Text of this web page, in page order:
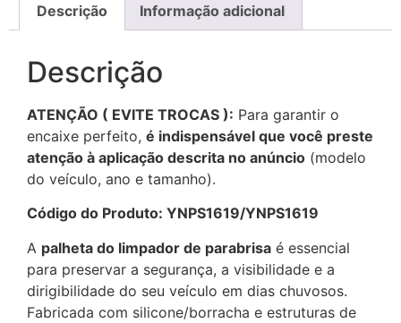
Descrição Informação adicional
Descrição
ATENÇÃO ( EVITE TROCAS ): Para garantir o
encaixe perfeito, é indispensável que você preste
atenção à aplicação descrita no anúncio (modelo
do veículo, ano e tamanho).
Código do Produto: YNPS1619/YNPS1619
A palheta do limpador de parabrisa é essencial
para preservar a segurança, a visibilidade e a
dirigibilidade do seu veículo em dias chuvosos.
Fabricada com silicone/borracha e estruturas de